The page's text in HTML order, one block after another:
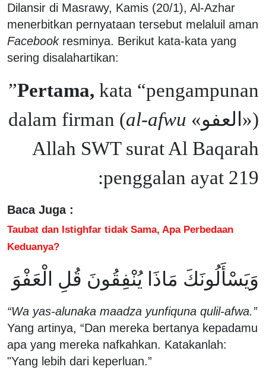
Dilansir di Masrawy, Kamis (20/1), Al-Azhar
menerbitkan pernyataan tersebut melaluil aman
Facebookresminya. Berikut kata-kata yang
sering disalahartikan:
Pertama,
kata “pengampunan”
(«العفو» al-afwu
) dalam firman
Allah SWT surat Al Baqarah
penggalan ayat 219:
Baca Juga :
Taubat dan Istighfar tidak Sama, Apa Perbedaan
Keduanya?
وَيَسْأَلُونَكَ مَاذَا يُنْفِقُونَ قُلِ الْعَفْوَ
“Wa yas-alunaka maadza yunfiquna qulil-afwa.”
Yang artinya, “Dan mereka bertanya kepadamu
apa yang mereka nafkahkan. Katakanlah:
"Yang lebih dari keperluan.”